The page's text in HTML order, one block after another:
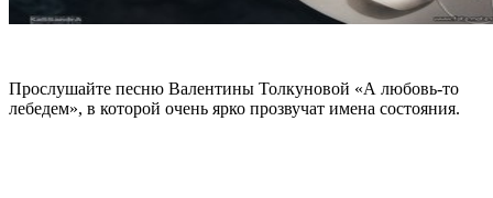
Прослушайте песню Валентины Толкуновой «А любовь-то
лебедем», в которой очень ярко прозвучат имена состояния.